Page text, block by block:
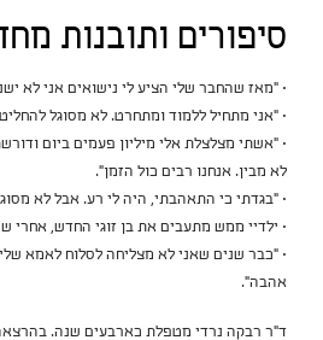
סיפורים ותובנות
• "מאז שהחבר שלי הציע לי נישואים אני לא
• "אני מתחיל ללמוד ומתחרט. לא מסוגל
• "אשתי מצלצלת אלי מיליון פעמים ביום
לא מבין. אנחנו רבים כול הזמן".
• "בגדתי כי התאהבתי, היה לי רע. אבל לא
• ילדיי ממש מתעבים את בן זוגי החדש, אחרי
• "כבר שנים שאני לא מצליחה לסלוח לאמא
אהבה".
ד"ר רבקה נרדי מטפלת כארבעים שנה. בהרצאה